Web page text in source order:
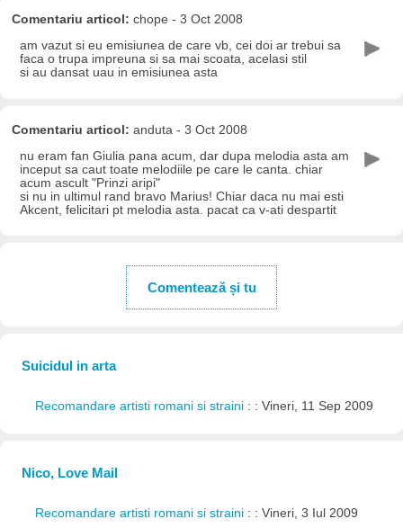
Comentariu articol: chope - 3 Oct 2008
am vazut si eu emisiunea de care vb, cei doi ar trebui sa
faca o trupa impreuna si sa mai scoata, acelasi stil
si au dansat uau in emisiunea asta
Comentariu articol: anduta - 3 Oct 2008
nu eram fan Giulia pana acum, dar dupa melodia asta am
inceput sa caut toate melodiile pe care le canta. chiar
acum ascult "Prinzi aripi"
si nu in ultimul rand bravo Marius! Chiar daca nu mai esti
Akcent, felicitari pt melodia asta. pacat ca v-ati despartit
Comentează și tu
Suicidul in arta
Recomandare artisti romani si straini : : Vineri, 11 Sep 2009
Nico, Love Mail
Recomandare artisti romani si straini : : Vineri, 3 Iul 2009